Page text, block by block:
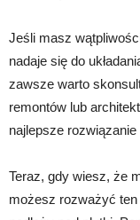
Jeśli masz
nadaje się do
zawsze warto
remontów lub
najlepsze
Teraz, gdy wiesz, że
możesz rozważyć ten